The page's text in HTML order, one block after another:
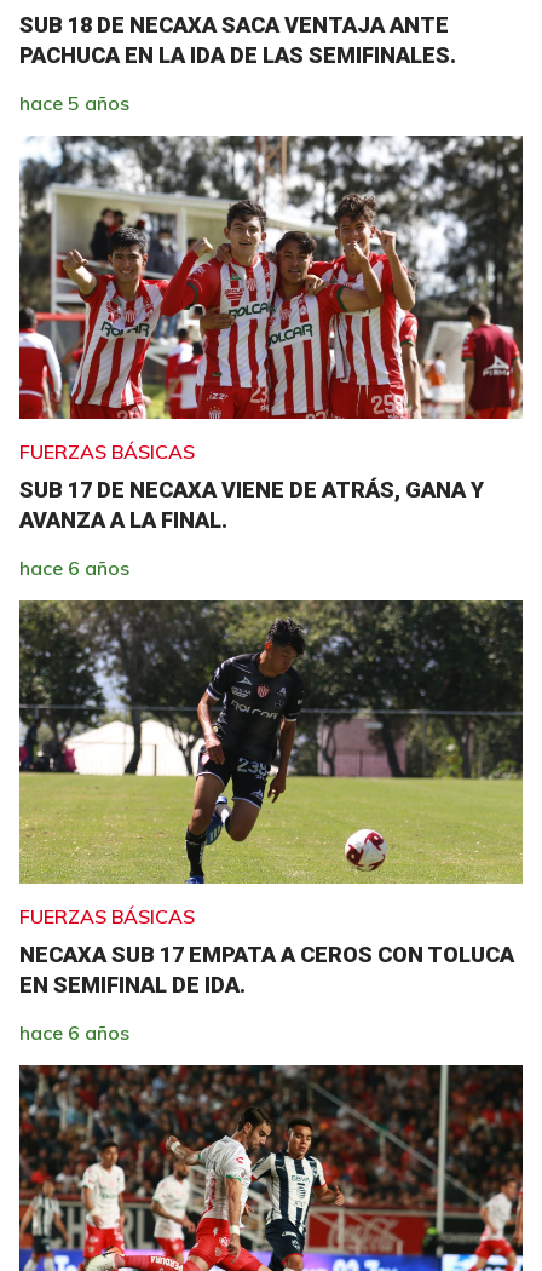
SUB 18 DE NECAXA SACA VENTAJA ANTE
PACHUCA EN LA IDA DE LAS SEMIFINALES.
hace 5 años
FUERZAS BÁSICAS
SUB 17 DE NECAXA VIENE DE ATRÁS, GANA Y
AVANZA A LA FINAL.
hace 6 años
FUERZAS BÁSICAS
NECAXA SUB 17 EMPATA A CEROS CON TOLUCA
EN SEMIFINAL DE IDA.
hace 6 años